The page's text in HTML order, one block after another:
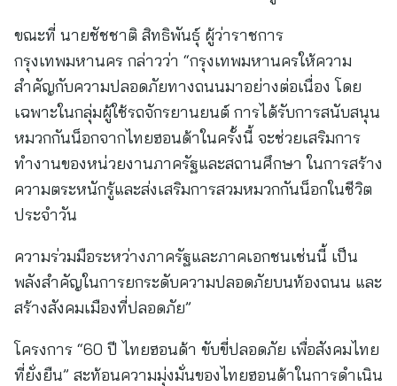
ขณะที่ นายชัชชาติ สิทธิพันธุ์ ผู้ว่าราชการ
กรุงเทพมหานคร กล่าวว่า “กรุงเทพมหานครให้ความ
สำคัญกับความปลอดภัยทางถนนมาอย่างต่อเนื่อง โดย
เฉพาะในกลุ่มผู้ใช้รถจักรยานยนต์ การได้รับการสนับสนุน
หมวกกันน็อกจากไทยฮอนด้าในครั้งนี้ จะช่วยเสริมการ
ทำงานของหน่วยงานภาครัฐและสถานศึกษา ในการสร้าง
ความตระหนักรู้และส่งเสริมการสวมหมวกกันน็อกในชีวิต
ประจำวัน
ความร่วมมือระหว่างภาครัฐและภาคเอกชนเช่นนี้ เป็น
พลังสำคัญในการยกระดับความปลอดภัยบนท้องถนน และ
สร้างสังคมเมืองที่ปลอดภัย”
โครงการ “60 ปี ไทยฮอนด้า ขับขี่ปลอดภัย เพื่อสังคมไทย
ที่ยั่งยืน” สะท้อนความมุ่งมั่นของไทยฮอนด้าในการดำเนิน